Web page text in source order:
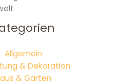
Allgemein
& Dekoration
& Garten